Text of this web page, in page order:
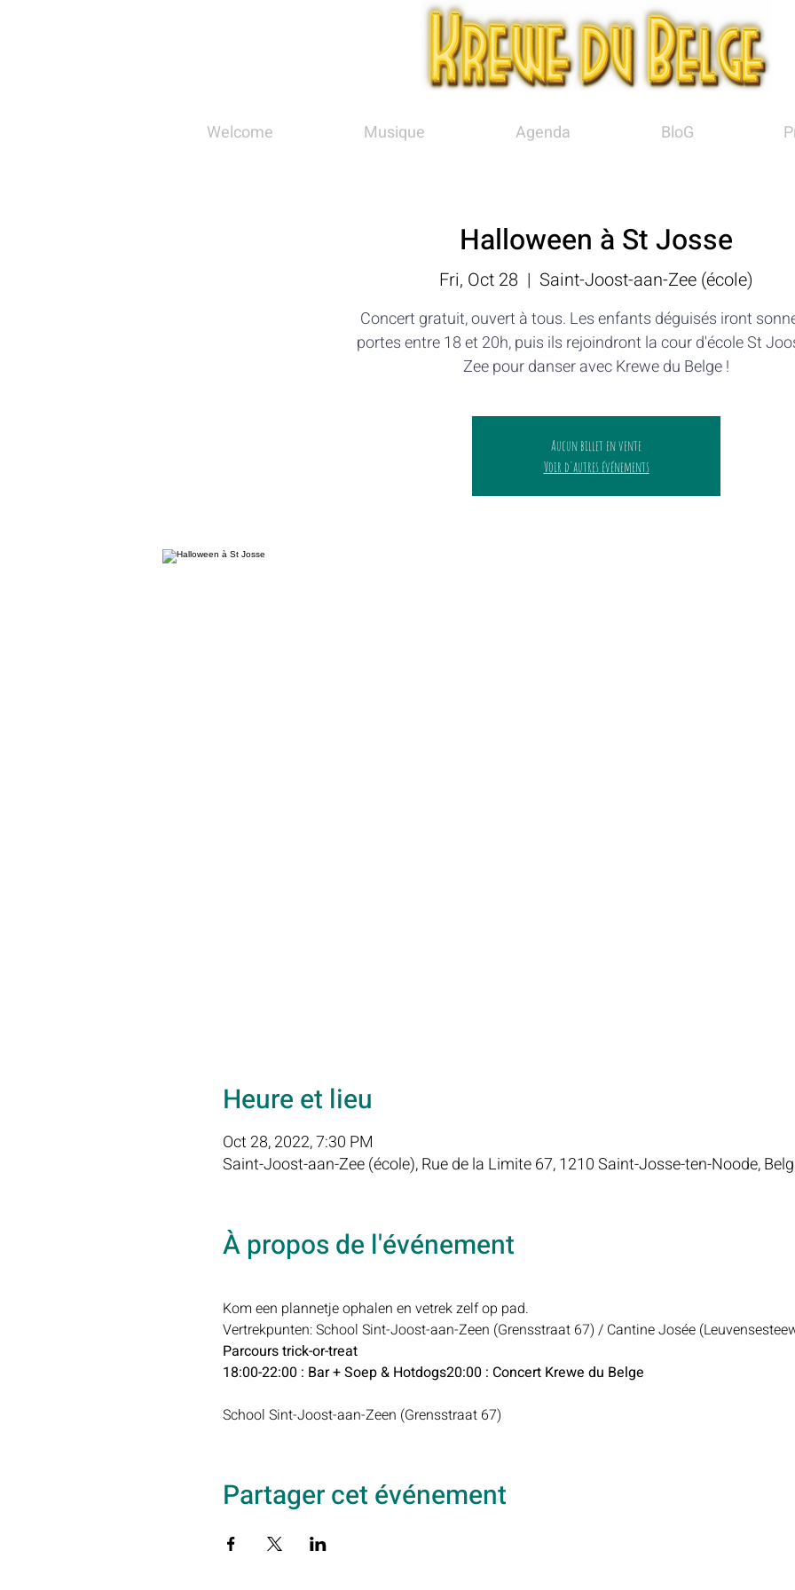
Welcome Musique Agenda BloG
Halloween à St Josse
Fri, Oct 28
  |
Saint-Joost-aan-Zee (école)
Concert gratuit, ouvert à tous. Les enfants déguisés iront
portes entre 18 et 20h, puis ils rejoindront la cour d'école St
Zee pour danser avec Krewe du Belge !
Aucun billet en vente
Voir d'autres événements
Heure et lieu
Oct 28, 2022, 7:30 PM
Saint-Joost-aan-Zee (école), Rue de la Limite 67, 1210 Saint-Josse-ten-Noode,
À propos de l'événement
Kom een plannetje ophalen en vetrek zelf op pad.
Vertrekpunten: School Sint-Joost-aan-Zeen (Grensstraat 67) / Cantine Josée
Parcours trick-or-treat
18:00-22:00 : Bar + Soep & Hotdogs20:00 : Concert Krewe du Belge
School Sint-Joost-aan-Zeen (Grensstraat 67)
Partager cet événement